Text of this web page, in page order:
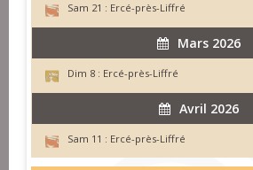
Sam 21 : Ercé-près-Liffré
Mars 2026
Dim 8 : Ercé-près-Liffré
Avril 2026
Sam 11 : Ercé-près-Liffré